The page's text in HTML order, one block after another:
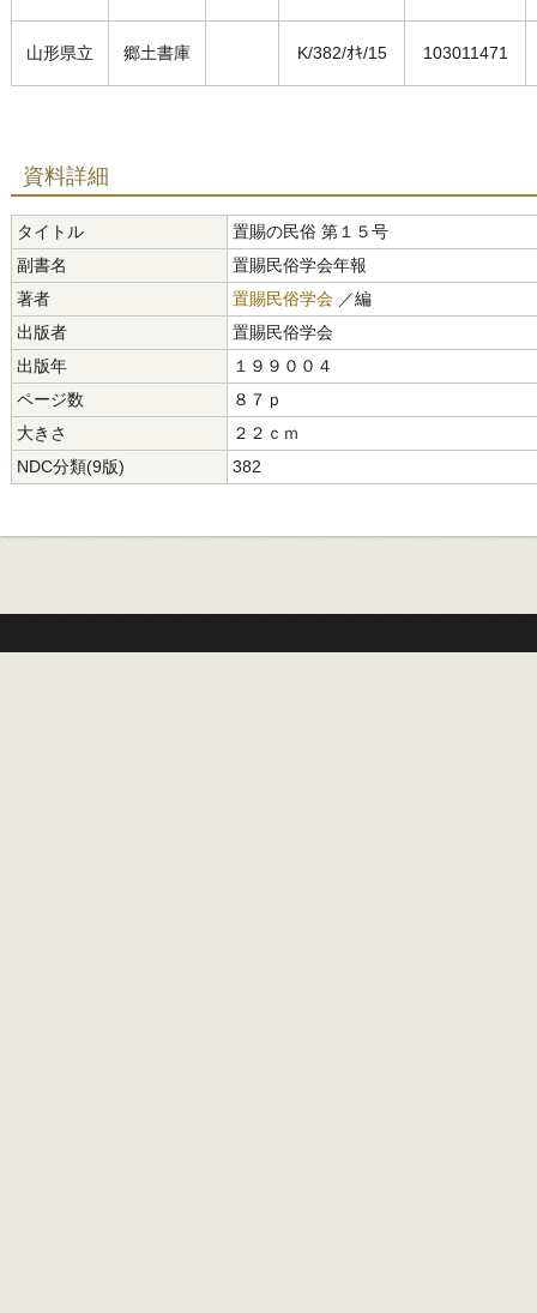
山形県立 郷土書庫 K/382/ｵｷ/15 103011471
資料詳細
タイトル
置賜の民俗 第１５号
副書名
置賜民俗学会年報
著者
置賜民俗学会 ／編
出版者
置賜民俗学会
出版年
１９９００４
ページ数
８７ｐ
大きさ
２２ｃｍ
NDC分類(9版)
382